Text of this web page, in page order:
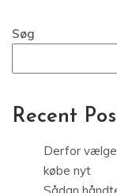
Søg
Recent
Derfor
købe nyt